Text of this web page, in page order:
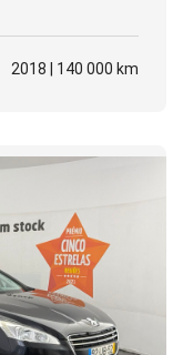
2018 | 140 000 km